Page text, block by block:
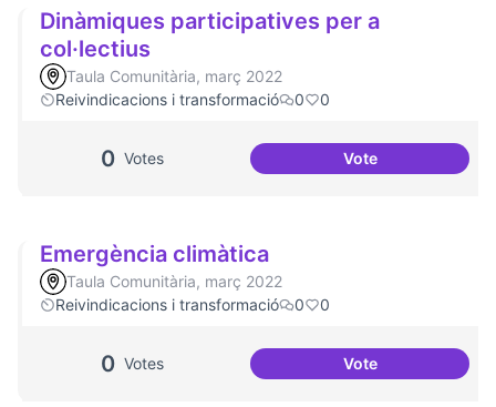
Dinàmiques participatives per a
col·lectius
Taula Comunitària, març 2022
Reivindicacions i transformació
0 0
0 Votes VoteDinàmiques
Emergència climàtica
Taula Comunitària, març 2022
Reivindicacions i transformació
0 0
0 Votes VoteEmergència